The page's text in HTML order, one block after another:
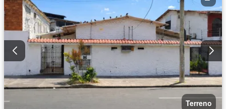
Terreno